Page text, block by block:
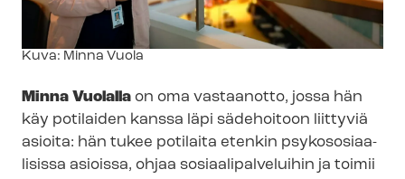
Kuvateksti
Kuva: Minna Vuola
Minna Vuolalla on oma vastaanotto, jossa hän
käy potilaiden kanssa läpi sädehoitoon liittyviä
asioita: hän tukee potilaita etenkin psy­ko­so­si­aa­
li­sis­sa asioissa, ohjaa so­si­aa­li­pal­ve­lui­hin ja toimii